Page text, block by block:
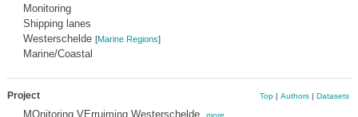
Monitoring
Shipping lanes
Westerschelde [Marine Regions]
Marine/Coastal
Project Top| Authors| Datasets
MOnitoring VErruiming Westerschelde, more